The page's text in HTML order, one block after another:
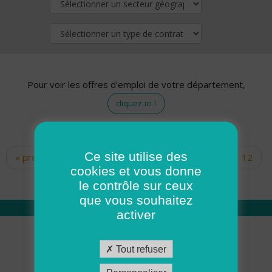
Pour voir les offres d'emploi de votre département,
cliquez ici !
Pages
« premier ‹ précédent … 10
12
14 15 16 17
Qui sommes nous
Académie ADMR
Ce site utilise des
cookies et vous donne
le contrôle sur ceux
que vous souhaitez
activer
Tout refuser